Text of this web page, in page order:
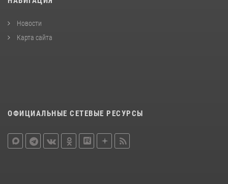
Новости
Карта сайта
ОФИЦИАЛЬНЫЕ СЕТЕВЫЕ РЕСУРСЫ